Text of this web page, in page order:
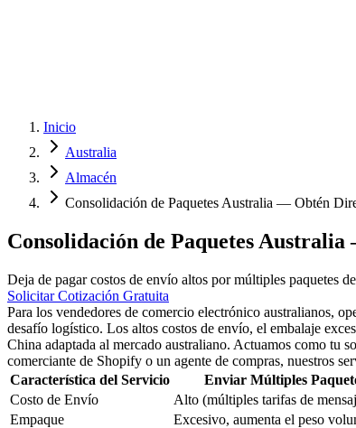
Inicio
Australia
Almacén
Consolidación de Paquetes Australia — Obtén
Consolidación de Paquetes
Deja de pagar costos de envío altos por múltiples paquetes
Solicitar Cotización Gratuita
Para los vendedores de comercio electrónico australianos,
desafío logístico. Los altos costos de envío, el embalaje
China adaptada al mercado australiano. Actuamos como tu
comerciante de Shopify o un agente de compras, nuestros
Característica del Servicio
Enviar Múltiples
Costo de Envío
Alto (múltiples tarifas de
Empaque
Excesivo, aumenta el peso